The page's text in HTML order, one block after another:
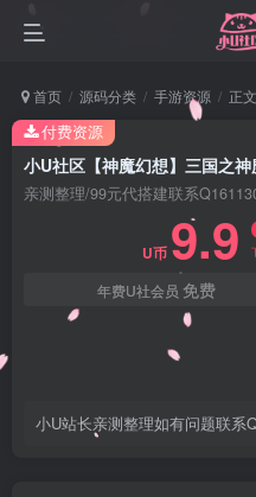
首页 源码分类 手游资源 正文
亲测整理/99元代搭建联系
U币 9.9
年费U社会员 免费
小U站长亲测整理如有问题联系
付费资源